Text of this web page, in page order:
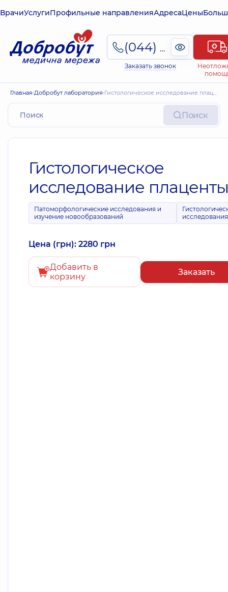
ВрачиУслугиПрофильные направленияАдресаЦены
(044) 495-2-888
Заказать звонок
Главная Добробут лаборатория Гистологическое исследование плаценты
Поиск
Гистологическое
исследование плаценты
Патоморфологические исследования и
изучение новообразований
исследования
Цена (грн): 2280 грн
Добавить в
корзину
Заказать